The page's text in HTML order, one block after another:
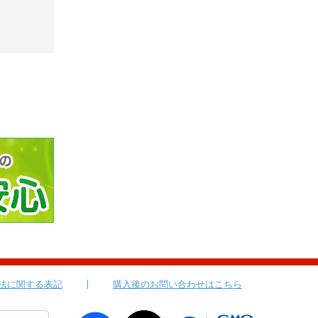
に関する表記 購入後のお問い合わせはこちら